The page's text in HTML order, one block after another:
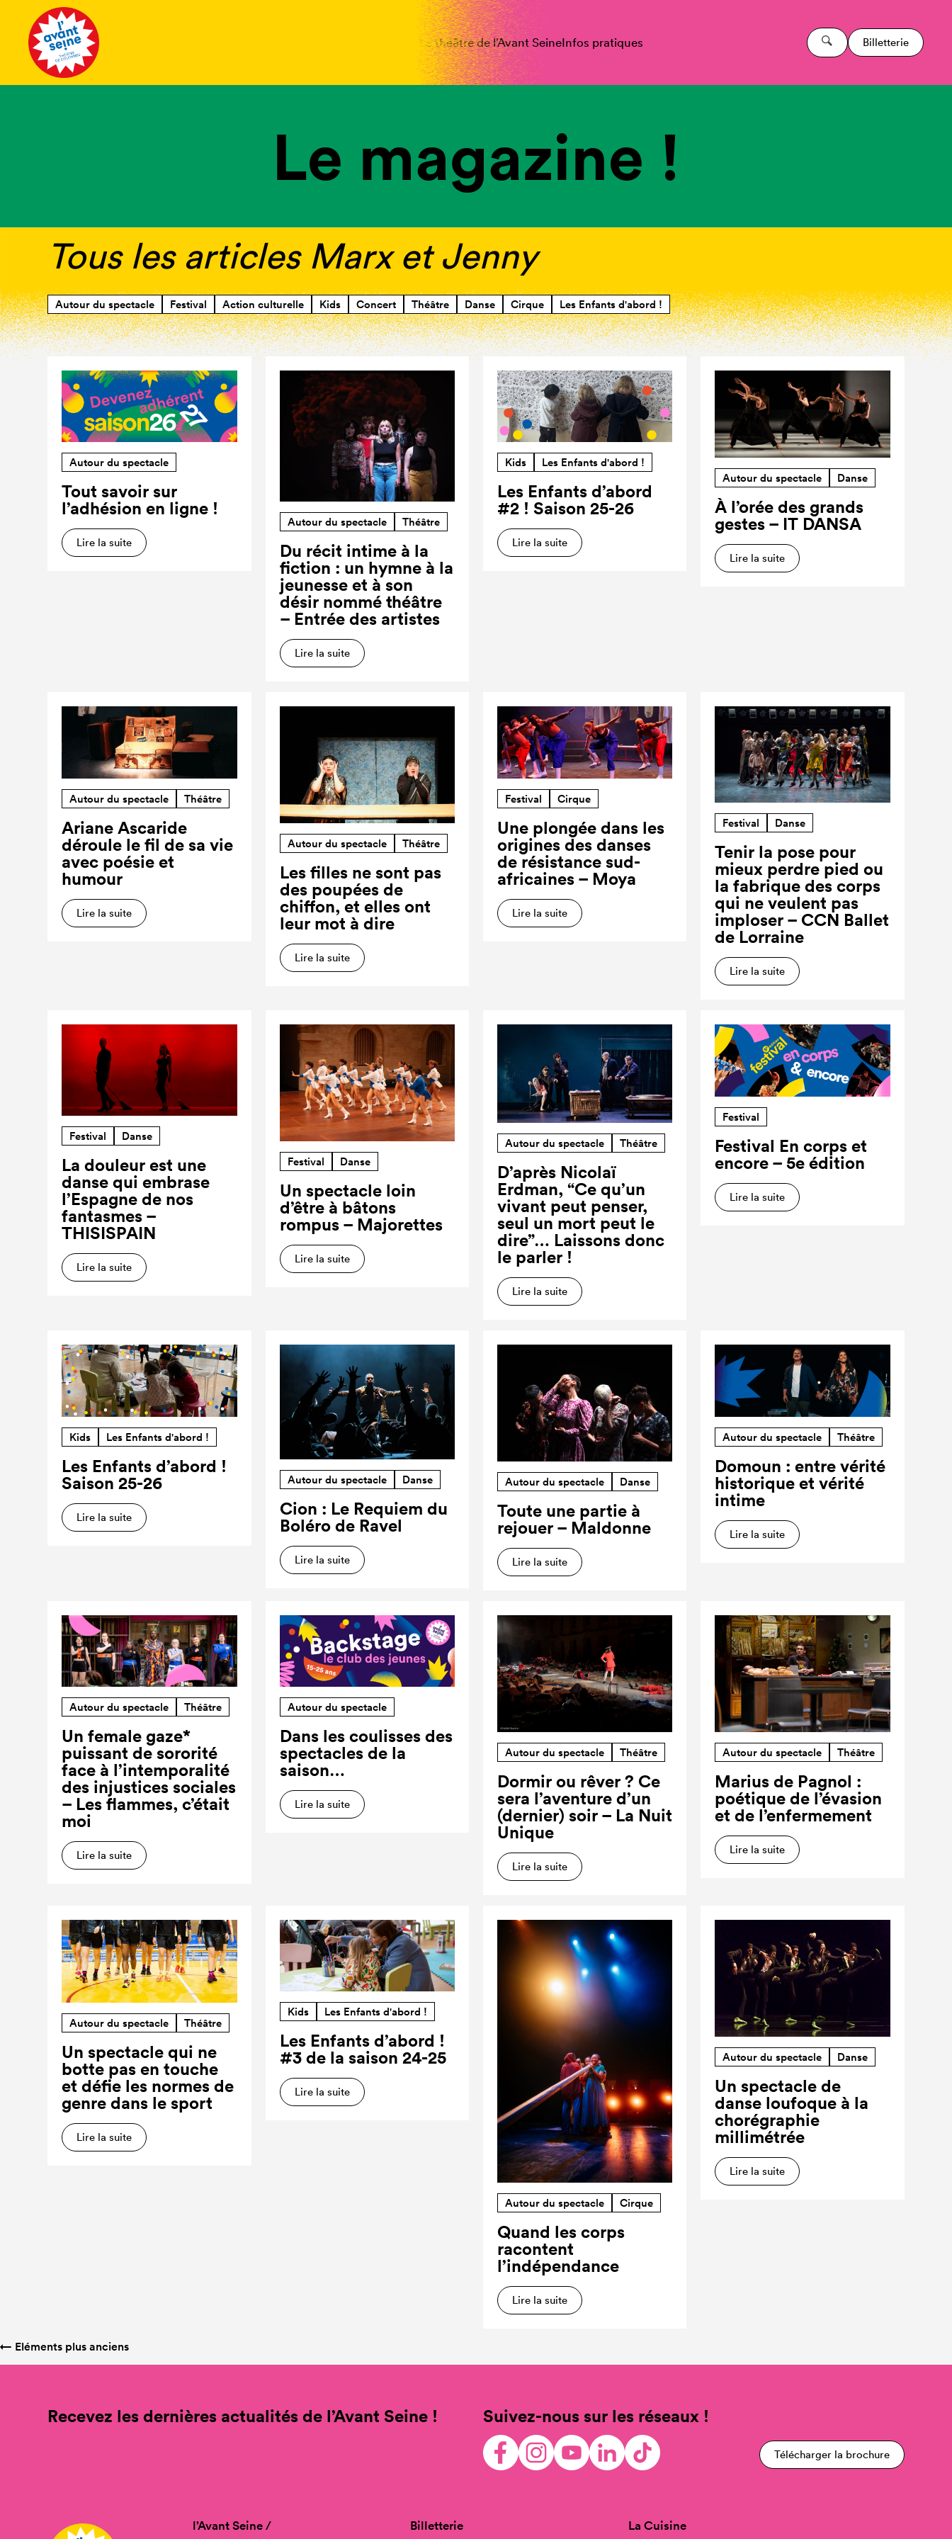
Le théâtre de l’Avant SeineInfos pratiques Billetterie
Le magazine !
Tous les articles Marx et Jenny
Autour du spectacle Festival Action culturelle Kids Concert Théâtre Danse Cirque Les Enfants d'abord !
Autour du spectacle
Tout savoir sur
l’adhésion en ligne !
Lire la suite
Autour du spectacle Théâtre
Du récit intime à la
fiction : un hymne à la
jeunesse et à son
désir nommé théâtre
– Entrée des artistes
Lire la suite
Kids Les Enfants d'abord !
Les Enfants d’abord
#2 ! Saison 25-26
Lire la suite
Autour du spectacle Danse
À l’orée des grands
gestes – IT DANSA
Lire la suite
Autour du spectacle Théâtre
Ariane Ascaride
déroule le fil de sa vie
avec poésie et
humour
Lire la suite
Autour du spectacle Théâtre
Les filles ne sont pas
des poupées de
chiffon, et elles ont
leur mot à dire
Lire la suite
Festival Cirque
Une plongée dans les
origines des danses
de résistance sud-
africaines – Moya
Lire la suite
Festival Danse
Tenir la pose pour
mieux perdre pied ou
la fabrique des corps
qui ne veulent pas
imploser – CCN Ballet
de Lorraine
Lire la suite
Festival Danse
La douleur est une
danse qui embrase
l’Espagne de nos
fantasmes –
THISISPAIN
Lire la suite
Festival Danse
Un spectacle loin
d’être à bâtons
rompus – Majorettes
Lire la suite
Autour du spectacle Théâtre
D’après Nicolaï
Erdman, “Ce qu’un
vivant peut penser,
seul un mort peut le
dire”… Laissons donc
le parler !
Lire la suite
Festival
Festival En corps et
encore – 5e édition
Lire la suite
Kids Les Enfants d'abord !
Les Enfants d’abord !
Saison 25-26
Lire la suite
Autour du spectacle Danse
Cion : Le Requiem du
Boléro de Ravel
Lire la suite
Autour du spectacle Danse
Toute une partie à
rejouer – Maldonne
Lire la suite
Autour du spectacle Théâtre
Domoun : entre vérité
historique et vérité
intime
Lire la suite
Autour du spectacle Théâtre
Un female gaze*
puissant de sororité
face à l’intemporalité
des injustices sociales
– Les flammes, c’était
moi
Lire la suite
Autour du spectacle
Dans les coulisses des
spectacles de la
saison…
Lire la suite
Autour du spectacle Théâtre
Dormir ou rêver ? Ce
sera l’aventure d’un
(dernier) soir – La Nuit
Unique
Lire la suite
Autour du spectacle Théâtre
Marius de Pagnol :
poétique de l’évasion
et de l’enfermement
Lire la suite
Autour du spectacle Théâtre
Un spectacle qui ne
botte pas en touche
et défie les normes de
genre dans le sport
Lire la suite
Kids Les Enfants d'abord !
Les Enfants d’abord !
#3 de la saison 24-25
Lire la suite
Autour du spectacle Cirque
Quand les corps
racontent
l’indépendance
Lire la suite
Autour du spectacle Danse
Un spectacle de
danse loufoque à la
chorégraphie
millimétrée
Lire la suite
← Eléments plus anciens
Recevez les dernières actualités de l’Avant Seine ! Suivez-nous sur les réseaux !
Télécharger la brochure
l’Avant Seine /
Billetterie
La Cuisine